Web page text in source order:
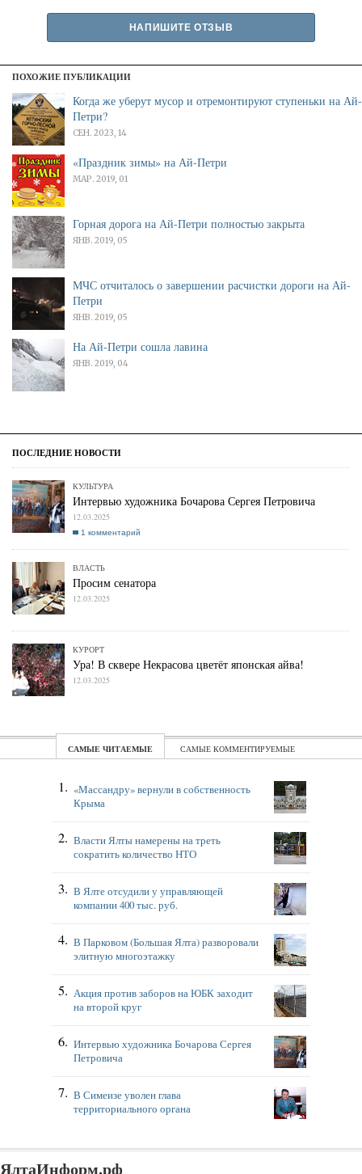
НАПИШИТЕ ОТЗЫВ
ПОХОЖИЕ ПУБЛИКАЦИИ
Когда же уберут мусор и отремонтируют ступеньки на Ай-
Петри?
СЕН. 2023, 14
«Праздник зимы» на Ай-Петри
МАР. 2019, 01
Горная дорога на Ай-Петри полностью закрыта
ЯНВ. 2019, 05
МЧС отчиталось о завершении расчистки дороги на Ай-
Петри
ЯНВ. 2019, 05
На Ай-Петри сошла лавина
ЯНВ. 2019, 04
КУЛЬТУРА
Интервью художника Бочарова Сергея Петровича
12.03.2025
1 комментарий
ВЛАСТЬ
Просим сенатора
12.03.2025
КУРОРТ
Ура! В сквере Некрасова цветёт японская айва!
12.03.2025
ЧИТАЕМЫЕ КОММЕНТИРУЕМЫЕ
«Массандру» вернули в собственность
Крыма
Власти Ялты намерены на треть
сократить количество НТО
В Ялте отсудили у управляющей
компании 400 тыс. руб.
В Парковом (Большая Ялта) разворовали
элитную многоэтажку
Акция против заборов на ЮБК заходит
на второй круг
Интервью художника Бочарова Сергея
Петровича
В Симеизе уволен глава
территориального органа
ЯлтаИнформ.рф